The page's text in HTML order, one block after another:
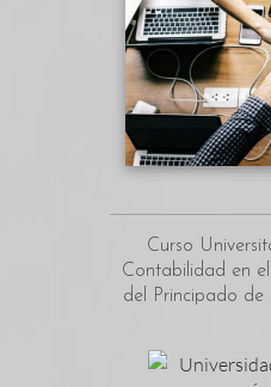
Curso
Contabilidad en
del Principado de